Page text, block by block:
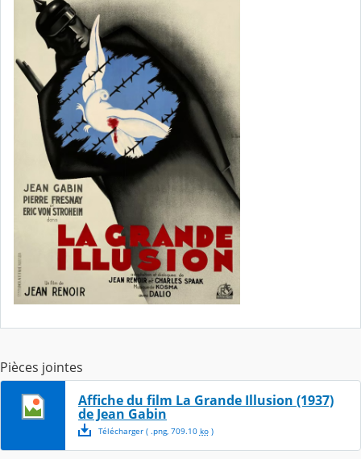
Pièces jointes
Affiche du film La Grande Illusion (1937)
de Jean Gabin
Télécharger( .png, 709.10 ko)